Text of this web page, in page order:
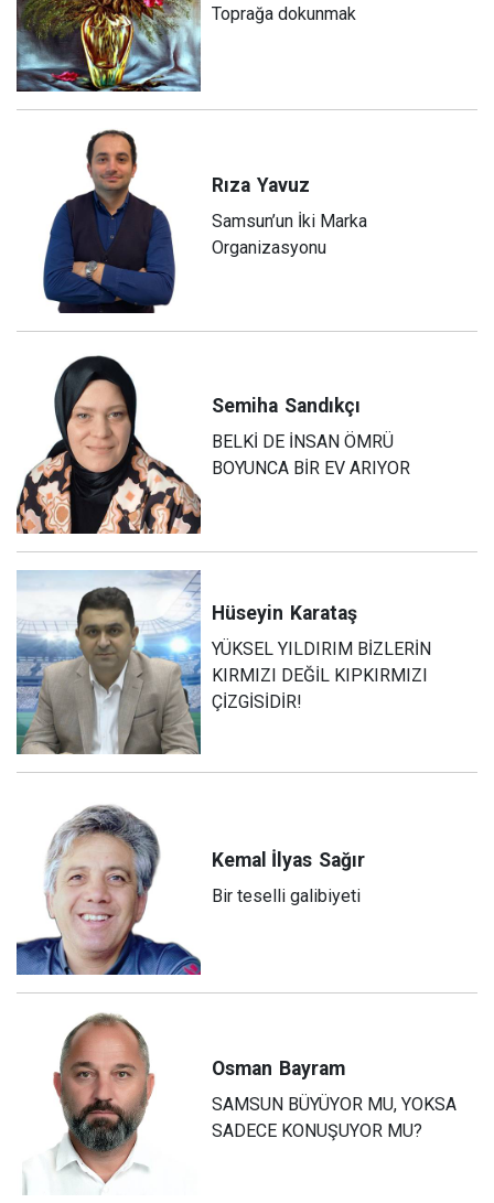
Toprağa dokunmak
Rıza Yavuz
Samsun’un İki Marka
Organizasyonu
Semiha Sandıkçı
BELKİ DE İNSAN ÖMRÜ
BOYUNCA BİR EV ARIYOR
Hüseyin Karataş
YÜKSEL YILDIRIM BİZLERİN
KIRMIZI DEĞİL KIPKIRMIZI
ÇİZGİSİDİR!
Kemal İlyas Sağır
Bir teselli galibiyeti
Osman Bayram
SAMSUN BÜYÜYOR MU, YOKSA
SADECE KONUŞUYOR MU?